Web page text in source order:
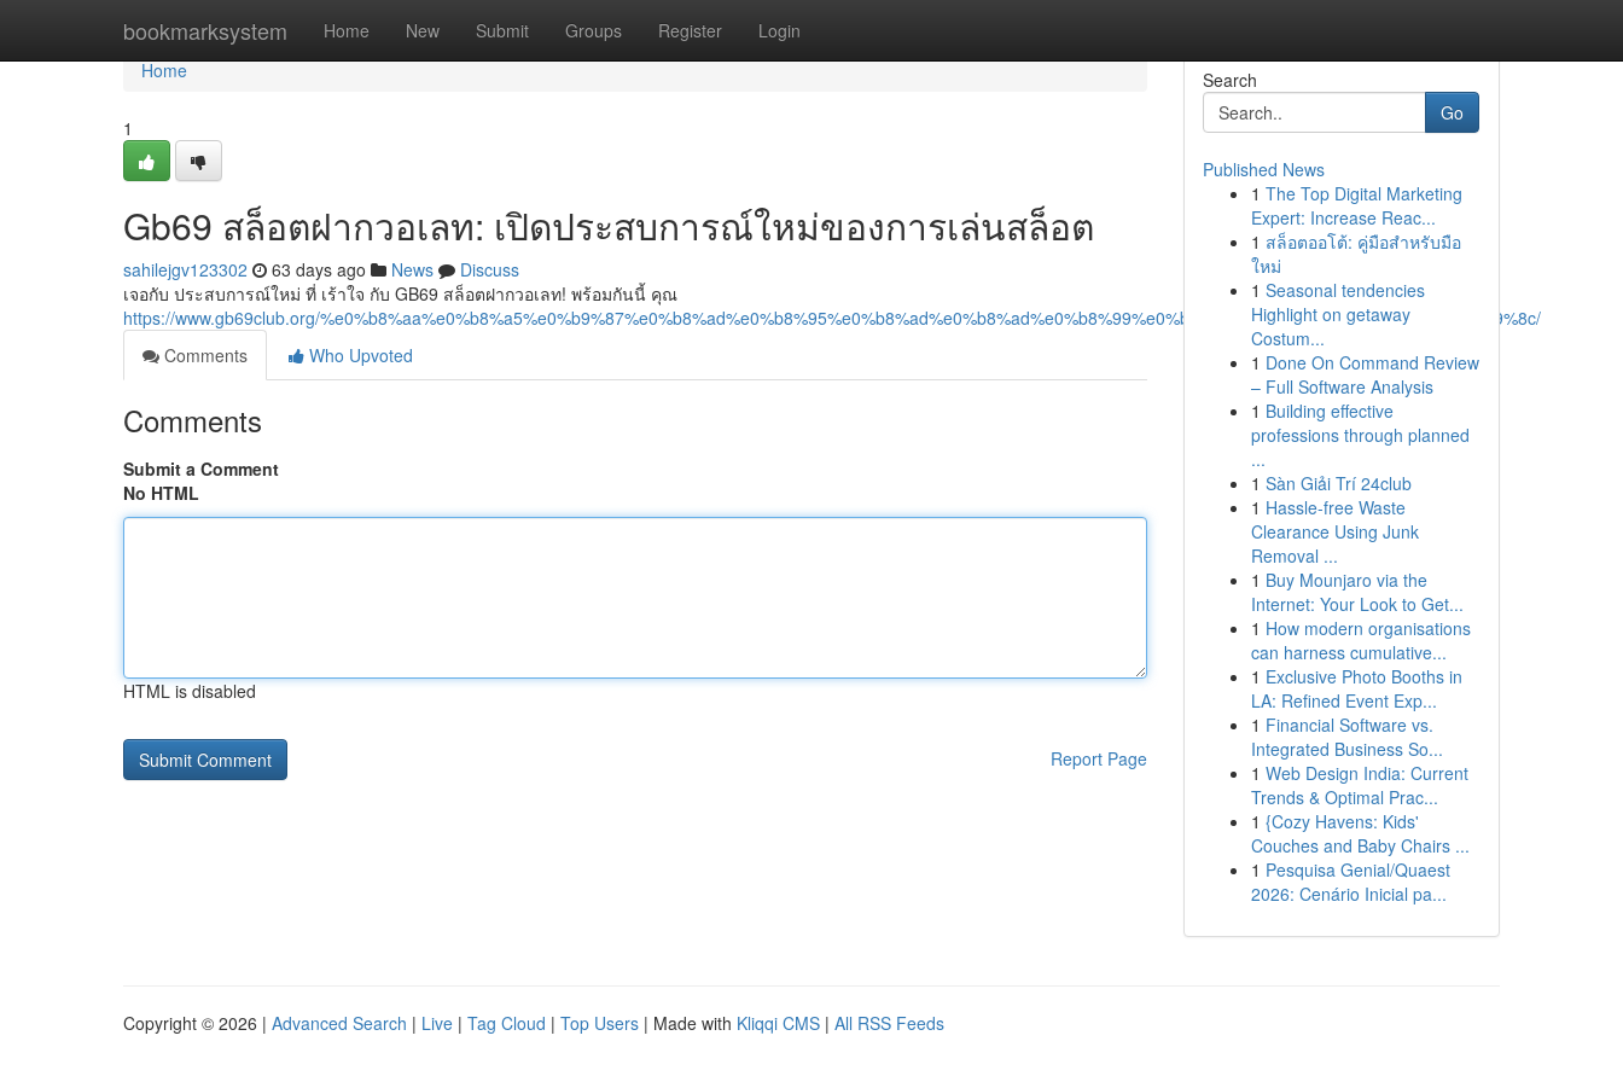
bookmarksystem Home New Submit Groups Register Login
Home
Home
1
Gb69 สล็อตฝากวอเลท: เปิดประสบการณ์ใหม่ของการเล่นสล็อต
sahilejgv123302 63 days ago News
Discuss
เจอกับ ประสบการณ์ใหม่ ที่ เร้าใจ กับ GB69 สล็อตฝากวอเลท! พร้อมกันนี้ คุณ
https://www.gb69club.org/%e0%b8%aa%e0%b8%a5%e0%b9%87%e0%b8%ad%e0%b8%95%e0%b8%ad%e0%b8%ad%e0%b8%99%e0%b9%84%e0%b8%a5%e0%b8%99%e0%b9%8c/
Comments
Who Upvoted
Comments
Submit a Comment
No HTML
HTML is disabled
Report Page
Search
Go
Published News
1 The Top Digital Marketing
Expert: Increase Reac...
1 สล็อตออโต้: คู่มือสำหรับมือ
ใหม่
1 Seasonal tendencies
Highlight on getaway
Costum...
1 Done On Command Review
– Full Software Analysis
1 Building effective
professions through planned
...
1 Sàn Giải Trí 24club
1 Hassle-free Waste
Clearance Using Junk
Removal ...
1 Buy Mounjaro via the
Internet: Your Look to Get...
1 How modern organisations
can harness cumulative...
1 Exclusive Photo Booths in
LA: Refined Event Exp...
1 Financial Software vs.
Integrated Business So...
1 Web Design India: Current
Trends & Optimal Prac...
1 {Cozy Havens: Kids'
Couches and Baby Chairs ...
1 Pesquisa Genial/Quaest
2026: Cenário Inicial pa...
Copyright © 2026 | Advanced Search | Live | Tag Cloud | Top Users | Made with Kliqqi CMS | All RSS Feeds